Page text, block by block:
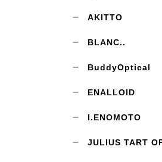
AKITTO
BLANC..
BuddyOptical
ENALLOID
I.ENOMOTO
JULIUS TART